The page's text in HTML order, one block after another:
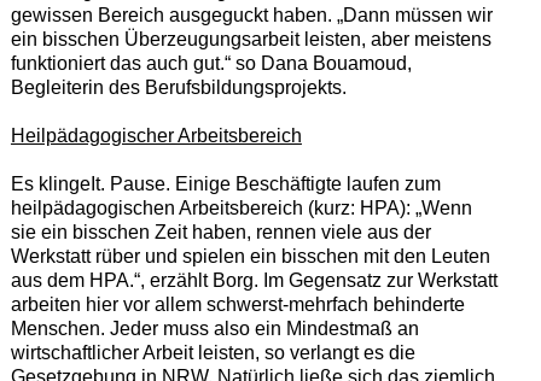
gewissen Bereich ausgeguckt haben. „Dann müssen wir
ein bisschen Überzeugungsarbeit leisten, aber meistens
funktioniert das auch gut.“ so Dana Bouamoud,
Begleiterin des Berufsbildungsprojekts.
Heilpädagogischer Arbeitsbereich
Es klingeIt. Pause. Einige Beschäftigte laufen zum
heilpädagogischen Arbeitsbereich (kurz: HPA): „Wenn
sie ein bisschen Zeit haben, rennen viele aus der
Werkstatt rüber und spielen ein bisschen mit den Leuten
aus dem HPA.“, erzählt Borg. Im Gegensatz zur Werkstatt
arbeiten hier vor allem schwerst-mehrfach behinderte
Menschen. Jeder muss also ein Mindestmaß an
wirtschaftlicher Arbeit leisten, so verlangt es die